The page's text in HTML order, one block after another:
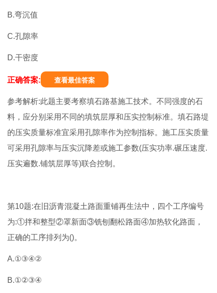
B.弯沉值
C.孔隙率
D.干密度
正确答案: 查看最佳答案
参考解析:此题主要考察填石路基施工技术。不同强度的石
料，应分别采用不同的填筑层厚和压实控制标准。填石路堤
的压实质量标准宜采用孔隙率作为控制指标。施工压实质量
可采用孔隙率与压实沉降差或施工参数(压实功率.碾压速度.
压实遍数.铺筑层厚等)联合控制。
第10题:在旧沥青混凝土路面重铺再生法中，四个工序编号
为:①拌和整型②罩新面③铣刨翻松路面④加热软化路面，
正确的工序排列为()。
A.①③④②
B.①②③④